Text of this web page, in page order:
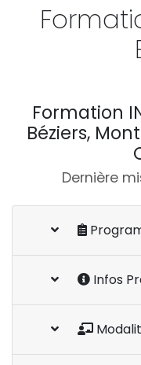
Formation
Béziers,
Dernière